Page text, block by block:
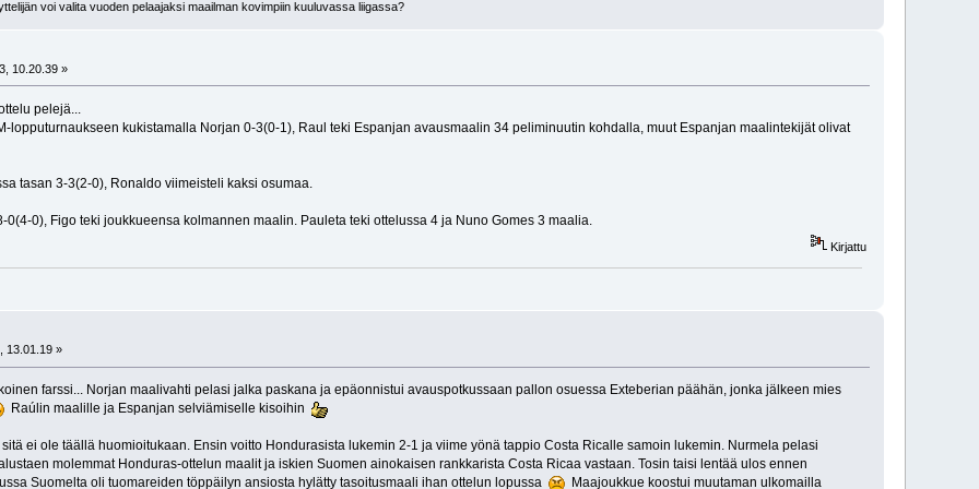
voi valita vuoden pelaajaksi maailman kovimpiin kuuluvassa liigassa?
10.20.39 »
pelejä...
lopputurnaukseen kukistamalla Norjan 0-3(0-1), Raul teki Espanjan avausmaalin 34 peliminuutin kohdalla, muut Espanjan maalintekijät olivat
tasan 3-3(2-0), Ronaldo viimeisteli kaksi osumaa.
0), Figo teki joukkueensa kolmannen maalin. Pauleta teki ottelussa 4 ja Nuno Gomes 3 maalia.
Kirjattu
13.01.19 »
farssi... Norjan maalivahti pelasi jalka paskana ja epäonnistui avauspotkussaan pallon osuessa Exteberian päähän, jonka jälkeen mies
Raúlin maalille ja Espanjan selviämiselle kisoihin
ei ole täällä huomioitukaan. Ensin voitto Hondurasista lukemin 2-1 ja viime yönä tappio Costa Ricalle samoin lukemin. Nurmela pelasi
molemmat Honduras-ottelun maalit ja iskien Suomen ainokaisen rankkarista Costa Ricaa vastaan. Tosin taisi lentää ulos ennen
Suomelta oli tuomareiden töppäilyn ansiosta hylätty tasoitusmaali ihan ottelun lopussa
Maajoukkue koostui muutaman ulkomailla